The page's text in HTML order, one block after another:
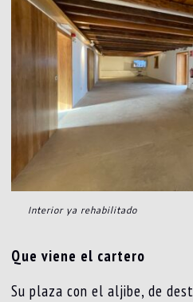
Interior ya rehabilitado
Que viene el cartero
Su plaza con el aljibe, de